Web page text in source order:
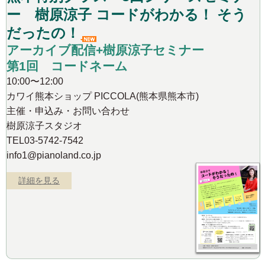
ー 樹原涼子 コードがわかる！ そう
だったの！
アーカイブ配信+樹原涼子セミナー
第1回 コードネーム
10:00〜12:00
カワイ熊本ショップ PICCOLA(熊本県熊本市)
主催・申込み・お問い合わせ
樹原涼子スタジオ
TEL03-5742-7542
info1@pianoland.co.jp
詳細を見る